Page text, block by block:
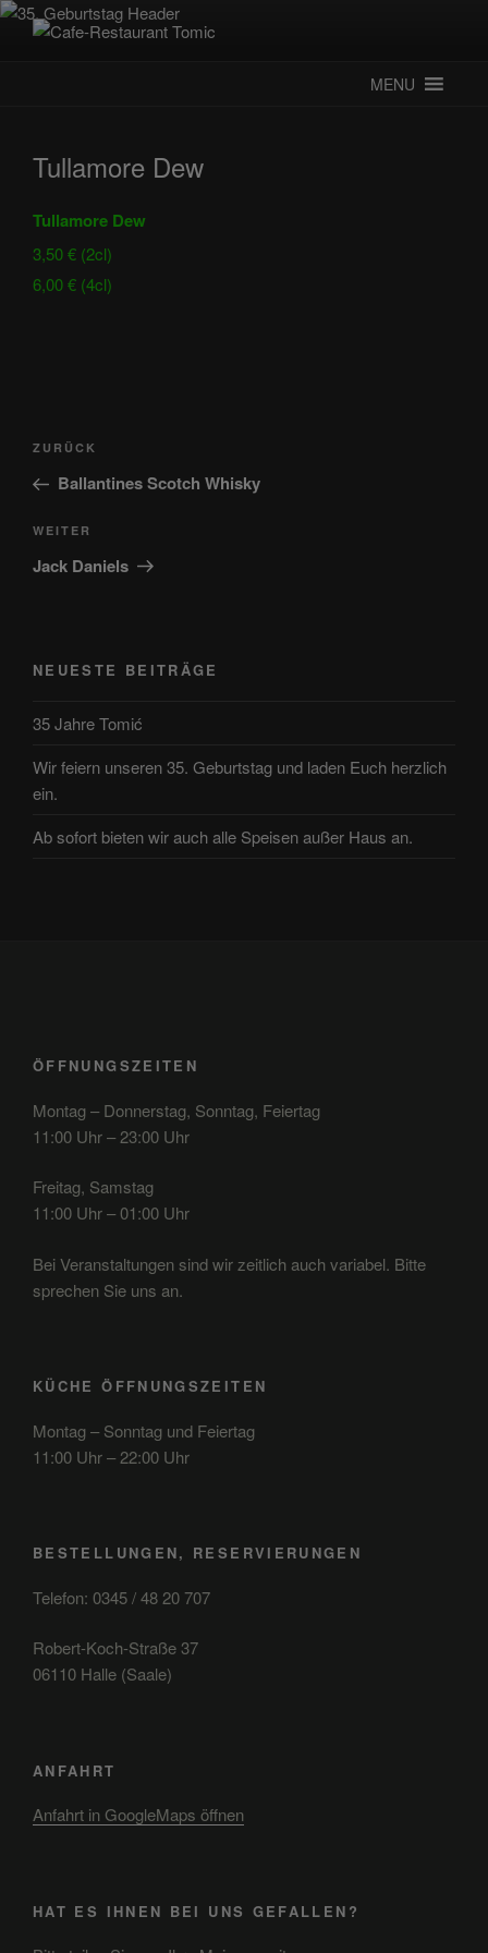
Zum
Inhalt
MENU
Tullamore Dew
Tullamore Dew
3,50 € (2cl)
6,00 € (4cl)
Beitragsnavigation
Vorheriger
Beitrag
ZURÜCK
Ballantines Scotch Whisky
Nächster
Beitrag
WEITER
Jack Daniels
NEUESTE BEITRÄGE
35 Jahre Tomić
Wir feiern unseren 35. Geburtstag und laden Euch herzlich
ein.
Ab sofort bieten wir auch alle Speisen außer Haus an.
ÖFFNUNGSZEITEN
Montag – Donnerstag, Sonntag, Feiertag
11:00 Uhr – 23:00 Uhr
Freitag, Samstag
11:00 Uhr – 01:00 Uhr
Bei Veranstaltungen sind wir zeitlich auch variabel. Bitte
sprechen Sie uns an.
KÜCHE ÖFFNUNGSZEITEN
Montag – Sonntag und Feiertag
11:00 Uhr – 22:00 Uhr
BESTELLUNGEN, RESERVIERUNGEN
Telefon: 0345 / 48 20 707
Robert-Koch-Straße 37
06110 Halle (Saale)
ANFAHRT
Anfahrt in GoogleMaps öffnen
HAT ES IHNEN BEI UNS GEFALLEN?